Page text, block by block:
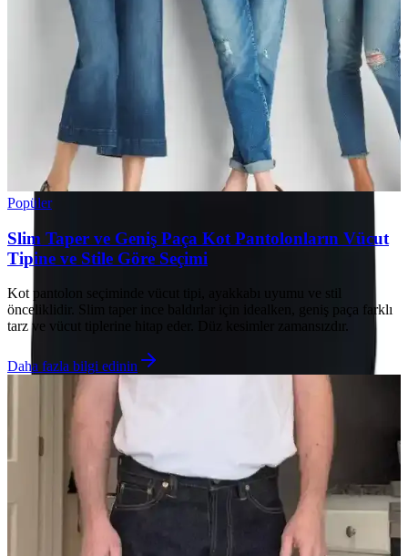
Popüler
Slim Taper ve Geniş Paça Kot Pantolonların Vücut
Tipine ve Stile Göre Seçimi
Kot pantolon seçiminde vücut tipi, ayakkabı uyumu ve stil
önceliklidir. Slim taper ince baldırlar için idealken, geniş paça farklı
tarz ve vücut tiplerine hitap eder. Düz kesimler zamansızdır.
Daha fazla bilgi edinin